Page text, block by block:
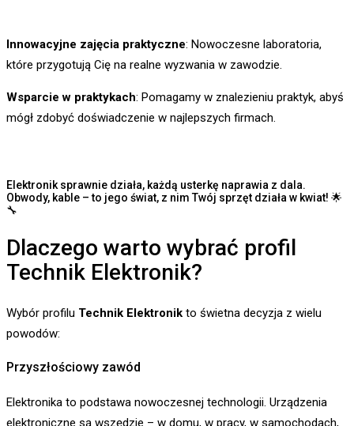
Innowacyjne zajęcia praktyczne: Nowoczesne laboratoria,
które przygotują Cię na realne wyzwania w zawodzie.
Wsparcie w praktykach: Pomagamy w znalezieniu praktyk, abyś
mógł zdobyć doświadczenie w najlepszych firmach.
Elektronik sprawnie działa, każdą usterkę naprawia z dala.
Obwody, kable – to jego świat, z nim Twój sprzęt działa w kwiat! 🌟
🔧
Dlaczego warto wybrać profil
Technik Elektronik?
Wybór profilu Technik Elektronik to świetna decyzja z wielu
powodów:
Przyszłościowy zawód
Elektronika to podstawa nowoczesnej technologii. Urządzenia
elektroniczne są wszędzie – w domu, w pracy, w samochodach,